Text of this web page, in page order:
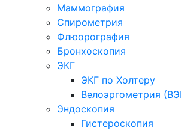
Маммография
Спирометрия
Флюорография
Бронхоскопия
ЭКГ
ЭКГ по Холтеру
Велоэргометрия
Эндоскопия
Гистероскопия